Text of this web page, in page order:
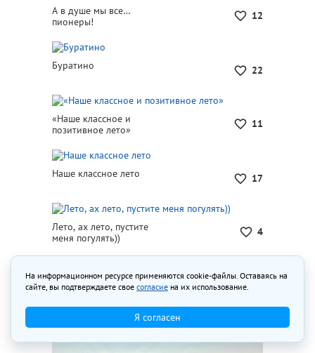
12
А в душе мы все…
пионеры!
22
Буратино
11
«Наше классное и
позитивное лето»
17
Наше классное лето
4
Лето, ах лето, пустите
меня погулять))
На информационном ресурсе применяются cookie-файлы. Оставаясь на
сайте, вы подтверждаете свое согласие на их использование.
Я согласен